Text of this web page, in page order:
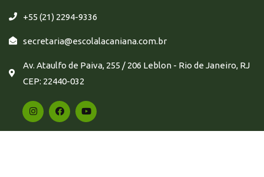
+55 (21) 2294-9336
secretaria@escolalacaniana.com.br
Av. Ataulfo de Paiva, 255 / 206 Leblon - Rio de Janeiro, RJ
CEP: 22440-032